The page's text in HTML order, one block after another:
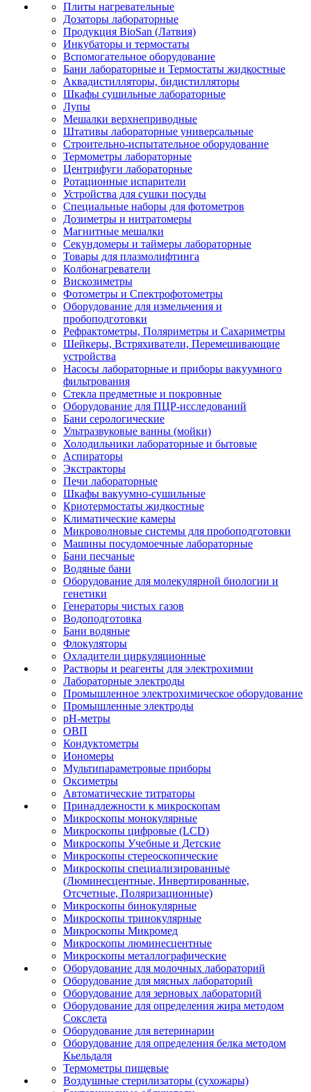
Плиты нагревательные
Дозаторы лабораторные
Продукция BioSan (Латвия)
Инкубаторы и термостаты
Вспомогательное оборудование
Бани лабораторные и Термостаты жидкостные
Аквадистилляторы, бидистилляторы
Шкафы сушильные лабораторные
Лупы
Мешалки верхнеприводные
Штативы лабораторные универсальные
Строительно-испытательное оборудование
Термометры лабораторные
Центрифуги лабораторные
Ротационные испарители
Устройства для сушки посуды
Специальные наборы для фотометров
Дозиметры и нитратомеры
Магнитные мешалки
Секундомеры и таймеры лабораторные
Товары для плазмолифтинга
Колбонагреватели
Вискозиметры
Фотометры и Спектрофотометры
Оборудование для измельчения и
пробоподготовки
Рефрактометры, Поляриметры и Сахариметры
Шейкеры, Встряхиватели, Перемешивающие
устройства
Насосы лабораторные и приборы вакуумного
фильтрования
Стекла предметные и покровные
Оборудование для ПЦР-исследований
Бани серологические
Ультразвуковые ванны (мойки)
Холодильники лабораторные и бытовые
Аспираторы
Экстракторы
Печи лабораторные
Шкафы вакуумно-сушильные
Криотермостаты жидкостные
Климатические камеры
Микроволновые системы для пробоподготовки
Машины посудомоечные лабораторные
Бани песчаные
Водяные бани
Оборудование для молекулярной биологии и
генетики
Генераторы чистых газов
Водоподготовка
Бани водяные
Флокуляторы
Охладители циркуляционные
Растворы и реагенты для электрохимии
Лабораторные электроды
Промышленное электрохимическое оборудование
Промышленные электроды
pH-метры
ОВП
Кондуктометры
Иономеры
Мультипараметровые приборы
Оксиметры
Автоматические титраторы
Принадлежности к микроскопам
Микроскопы монокулярные
Микроскопы цифровые (LCD)
Микроскопы Учебные и Детские
Микроскопы стереоскопические
Микроскопы специализированные
(Люминесцентные, Инвертированные,
Отсчетные, Поляризационные)
Микроскопы бинокулярные
Микроскопы тринокулярные
Микроскопы Микромед
Микроскопы люминесцентные
Микроскопы металлографические
Оборудование для молочных лабораторий
Оборудование для мясных лабораторий
Оборудование для зерновых лабораторий
Оборудование для определения жира методом
Сокслета
Оборудование для ветеринарии
Оборудование для определения белка методом
Кьельдаля
Термометры пищевые
Воздушные стерилизаторы (сухожары)